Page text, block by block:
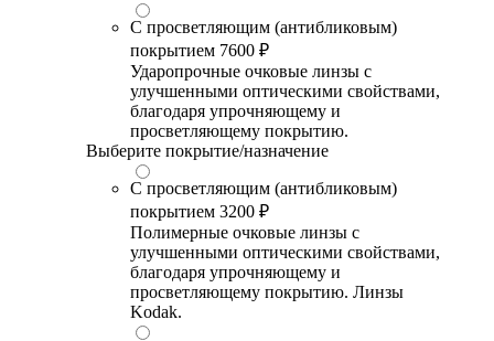
С просветляющим (антибликовым)
покрытием 7600 ₽
Ударопрочные очковые линзы с
улучшенными оптическими свойствами,
благодаря упрочняющему и
просветляющему покрытию.
Выберите покрытие/назначение
С просветляющим (антибликовым)
покрытием 3200 ₽
Полимерные очковые линзы с
улучшенными оптическими свойствами,
благодаря упрочняющему и
просветляющему покрытию. Линзы
Kodak.